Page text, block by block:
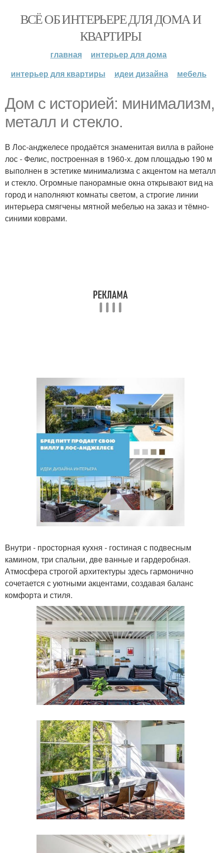
ВСЁ ОБ ИНТЕРЬЕРЕ ДЛЯ ДОМА И
КВАРТИРЫ
главная
интерьер для дома
интерьер для квартиры
идеи дизайна мебель
Дом с историей: минимализм,
металл и стекло.
В Лос-анджелесе продаётся знаменитая вилла в районе
лос - Фелис, построенная в 1960-х. дом площадью 190 м
выполнен в эстетике минимализма с акцентом на металл
и стекло. Огромные панорамные окна открывают вид на
город и наполняют комнаты светом, а строгие линии
интерьера смягчены мятной мебелью на заказ и тёмно-
синими коврами.
Внутри - просторная кухня - гостиная с подвесным
камином, три спальни, две ванные и гардеробная.
Атмосфера строгой архитектуры здесь гармонично
сочетается с уютными акцентами, создавая баланс
комфорта и стиля.